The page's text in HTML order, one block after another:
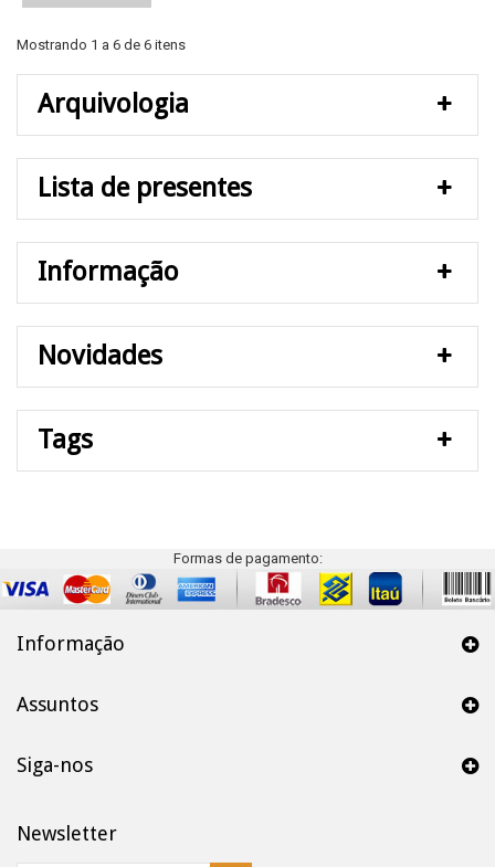
Mostrando 1 a 6 de 6 itens
Arquivologia
Lista de presentes
Informação
Novidades
Tags
Formas de pagamento:
Informação
Assuntos
Siga-nos
Newsletter